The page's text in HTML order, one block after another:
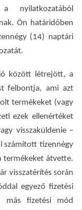
nyilatkozatából
Ön határidőben
(14) naptári
között létrejött, a
felbontja, ami azt
termékeket (vagy
ezek ellenértéket
visszaküldenie –
számított tizennégy
termékeket átvette.
visszatérítés során
egyező fizetési
más fizetési mód